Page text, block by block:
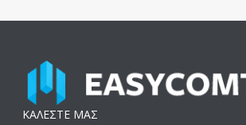
ΚΑΛΕΣΤΕ ΜΑΣ